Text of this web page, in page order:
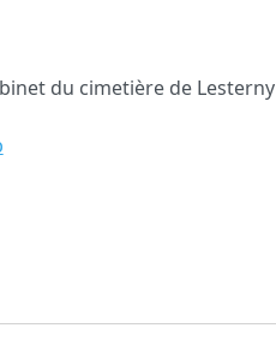
du cimetière de Lesterny